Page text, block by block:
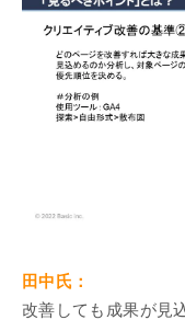
田中氏：
改善しても成果が見